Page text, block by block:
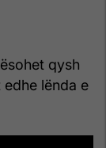
qysh
lënda e